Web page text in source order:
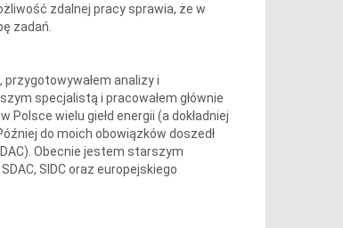
zdalnej pracy sprawia, że w
zadań.
analizy i
specjalistą i pracowałem głównie
wielu giełd energii (a dokładniej
do moich obowiązków doszedł
Obecnie jestem starszym
SIDC oraz europejskiego